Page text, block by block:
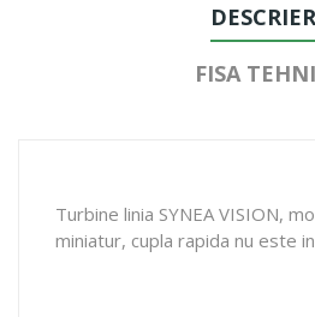
FISA
Turbine linia SYNEA VISION,
miniatur, cupla rapida nu este